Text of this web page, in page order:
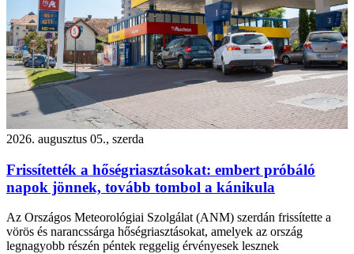
2026. augusztus 05., szerda
Frissítették a hőségriasztásokat: embert próbáló
napok jönnek, tovább tombol a kánikula
Az Országos Meteorológiai Szolgálat (ANM) szerdán frissítette a
vörös és narancssárga hőségriasztásokat, amelyek az ország
legnagyobb részén péntek reggelig érvényesek lesznek